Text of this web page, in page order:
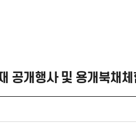
공개행사 및 용개북채